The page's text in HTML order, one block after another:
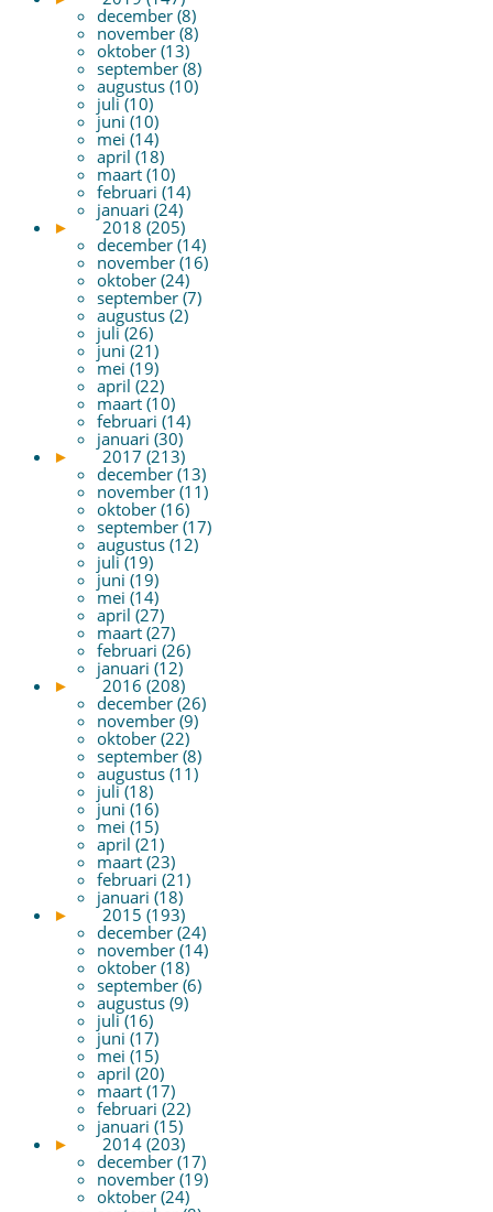
december (8)
november (8)
oktober (13)
september (8)
augustus (10)
juli (10)
juni (10)
mei (14)
april (18)
maart (10)
februari (14)
januari (24)
►
2018 (205)
december (14)
november (16)
oktober (24)
september (7)
augustus (2)
juli (26)
juni (21)
mei (19)
april (22)
maart (10)
februari (14)
januari (30)
►
2017 (213)
december (13)
november (11)
oktober (16)
september (17)
augustus (12)
juli (19)
juni (19)
mei (14)
april (27)
maart (27)
februari (26)
januari (12)
►
2016 (208)
december (26)
november (9)
oktober (22)
september (8)
augustus (11)
juli (18)
juni (16)
mei (15)
april (21)
maart (23)
februari (21)
januari (18)
►
2015 (193)
december (24)
november (14)
oktober (18)
september (6)
augustus (9)
juli (16)
juni (17)
mei (15)
april (20)
maart (17)
februari (22)
januari (15)
►
2014 (203)
december (17)
november (19)
oktober (24)